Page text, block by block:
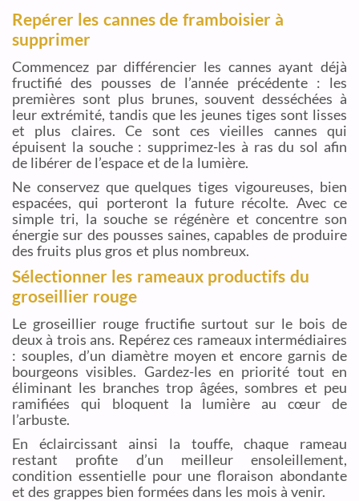
Repérer les cannes de framboisier à
supprimer
Commencez par différencier les cannes ayant déjà
fructifié des pousses de l’année précédente : les
premières sont plus brunes, souvent desséchées à
leur extrémité, tandis que les jeunes tiges sont lisses
et plus claires. Ce sont ces vieilles cannes qui
épuisent la souche : supprimez-les à ras du sol afin
de libérer de l’espace et de la lumière.
Ne conservez que quelques tiges vigoureuses, bien
espacées, qui porteront la future récolte. Avec ce
simple tri, la souche se régénère et concentre son
énergie sur des pousses saines, capables de produire
des fruits plus gros et plus nombreux.
Sélectionner les rameaux productifs du
groseillier rouge
Le groseillier rouge fructifie surtout sur le bois de
deux à trois ans. Repérez ces rameaux intermédiaires
: souples, d’un diamètre moyen et encore garnis de
bourgeons visibles. Gardez-les en priorité tout en
éliminant les branches trop âgées, sombres et peu
ramifiées qui bloquent la lumière au cœur de
l’arbuste.
En éclaircissant ainsi la touffe, chaque rameau
restant profite d’un meilleur ensoleillement,
condition essentielle pour une floraison abondante
et des grappes bien formées dans les mois à venir.